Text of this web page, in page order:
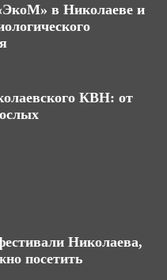
в Николаеве и
КВН: от
Николаева,
посетить